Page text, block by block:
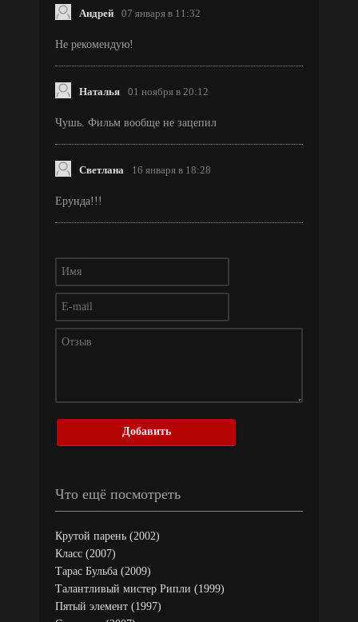
Андрей 07 января в 11:32
Не рекомендую!
Наталья 01 ноября в 20:12
Чушь. Фильм вообще не зацепил
Светлана 16 января в 18:28
Ерунда!!!
Добавить
Что ещё посмотреть
Крутой парень (2002)
Класс (2007)
Тарас Бульба (2009)
Талантливый мистер Рипли (1999)
Пятый элемент (1997)